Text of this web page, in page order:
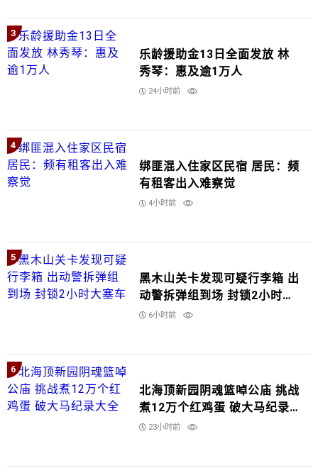
3
乐龄援助金13日全面发放 林
秀琴：惠及逾1万人
24小时前
4
绑匪混入住家区民宿 居民：频
有租客出入难察觉
4小时前
5
黑木山关卡发现可疑行李箱 出
动警拆弹组到场 封锁2小时大
塞车
6小时前
6
北海顶新园阴魂篮啅公庙 挑战
煮12万个红鸡蛋 破大马纪录
大全
23小时前